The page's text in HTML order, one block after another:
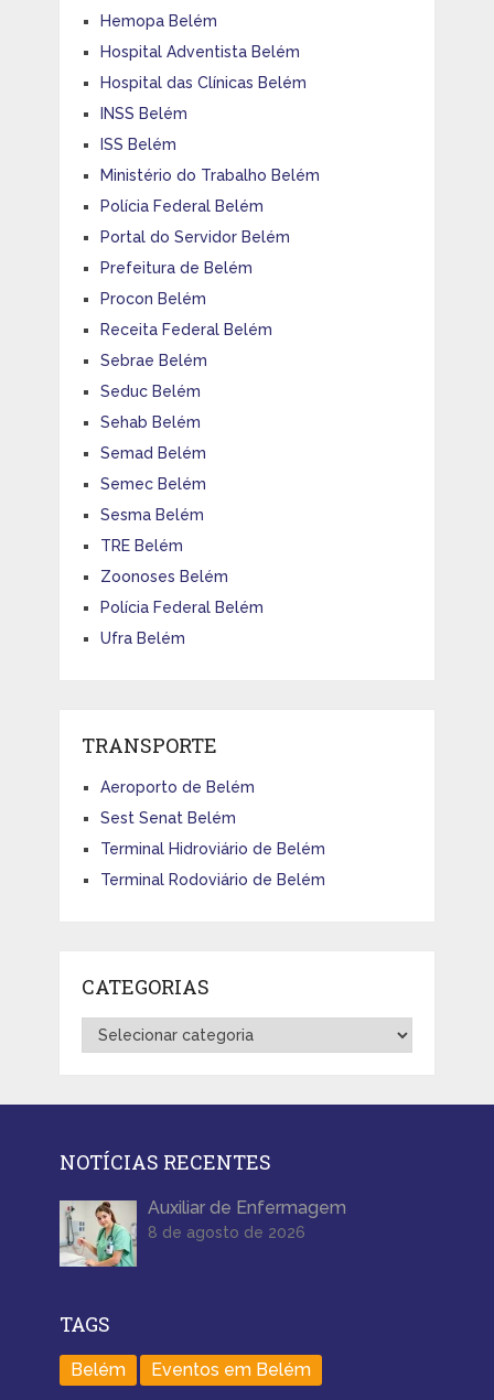
Hemopa Belém
Hospital Adventista Belém
Hospital das Clínicas Belém
INSS Belém
ISS Belém
Ministério do Trabalho Belém
Polícia Federal Belém
Portal do Servidor Belém
Prefeitura de Belém
Procon Belém
Receita Federal Belém
Sebrae Belém
Seduc Belém
Sehab Belém
Semad Belém
Semec Belém
Sesma Belém
TRE Belém
Zoonoses Belém
Polícia Federal Belém
Ufra Belém
TRANSPORTE
Aeroporto de Belém
Sest Senat Belém
Terminal Hidroviário de Belém
Terminal Rodoviário de Belém
CATEGORIAS
Categorias
NOTÍCIAS RECENTES
Auxiliar de Enfermagem
8 de agosto de 2026
TAGS
Belém Eventos em Belém